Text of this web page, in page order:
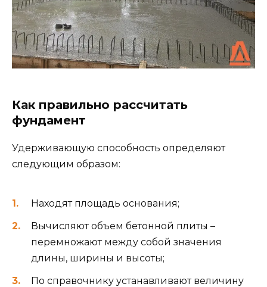
Как правильно рассчитать
фундамент
Удерживающую способность определяют
следующим образом:
Находят площадь основания;
Вычисляют объем бетонной плиты –
перемножают между собой значения
длины, ширины и высоты;
По справочнику устанавливают величину